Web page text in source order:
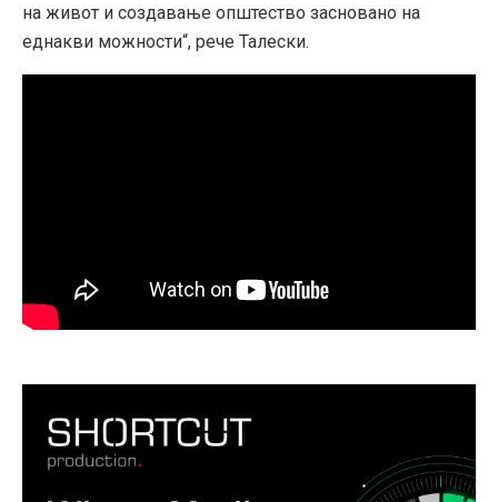
на живот и создавање општество засновано на
еднакви можности“, рече Талески.